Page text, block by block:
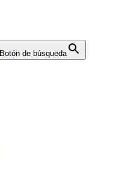
Botón de búsqueda